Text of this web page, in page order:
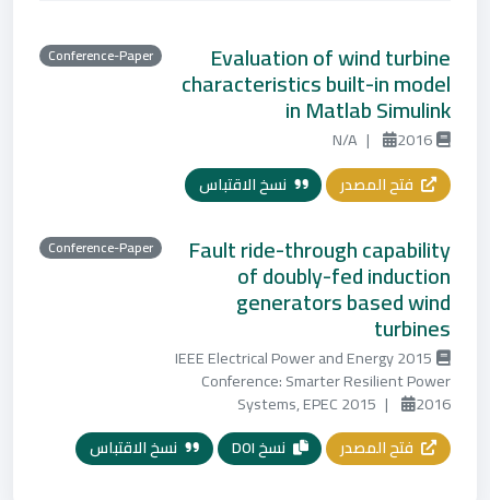
Evaluation of wind turbine
characteristics built-in model
in Matlab Simulink
N/A | 2016
Conference-Paper
فتح المصدر نسخ الاقتباس
Fault ride-through capability
of doubly-fed induction
generators based wind
turbines
2015 IEEE Electrical Power and Energy
Conference: Smarter Resilient Power
Systems, EPEC 2015 | 2016
Conference-Paper
فتح المصدر نسخ DOI نسخ الاقتباس